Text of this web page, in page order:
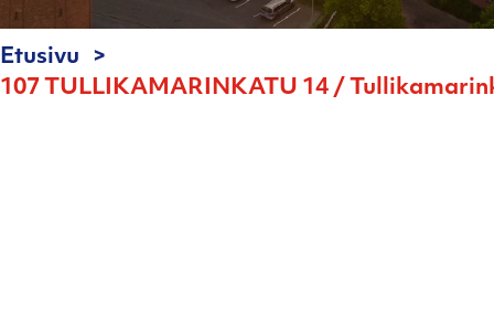
Etusivu
107 TULLIKAMARINKATU 14 /